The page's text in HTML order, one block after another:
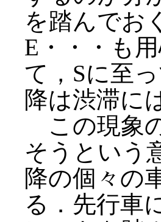
を踏んでお
E・・・も
て，Sに至
降は渋滞に
この現象
そうという
降の個々の
る．先行車